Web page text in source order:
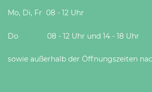
Mo, Di, Fr 08 - 12 Uhr
Do 08 - 12 Uhr und 14 - 18 Uhr
sowie außerhalb der Öffnungszeiten